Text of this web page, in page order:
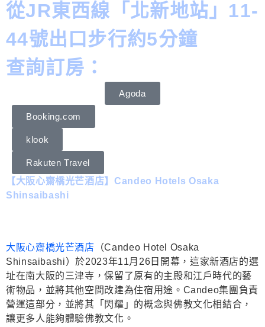
從JR東西線「北新地站」11-
44號出口步行約5分鐘
查詢訂房：
Agoda
Booking.com
klook
Rakuten Travel
【大阪心齋橋光芒酒店】Candeo Hotels Osaka
Shinsaibashi
大阪心齋橋光芒酒店 （Candeo Hotel Osaka
Shinsaibashi）於2023年11月26日開幕，這家新酒店的選
址在南大阪的三津寺，保留了原有的主殿和江戶時代的藝
術物品，並將其他空間改建為住宿用途。Candeo集團負責
營運這部分，並將其「閃耀」的概念與佛教文化相結合，
讓更多人能夠體驗佛教文化。